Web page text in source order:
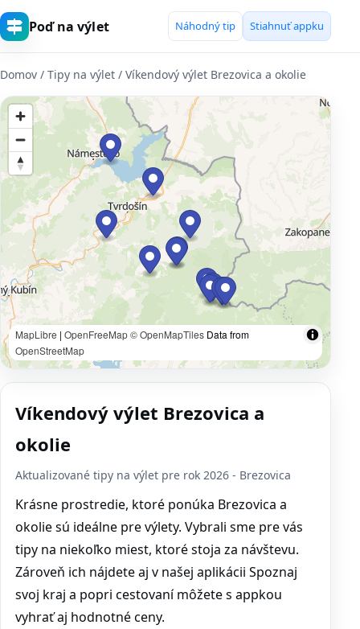
Poď na výlet Náhodný tip Stiahnuť appku
Domov / Tipy na výlet / Víkendový výlet Brezovica a okolie
MapLibre | OpenFreeMap© OpenMapTiles Data from
OpenStreetMap
Víkendový výlet Brezovica a
okolie
Aktualizované tipy na výlet pre rok 2026 - Brezovica
Krásne prostredie, ktoré ponúka Brezovica a
okolie sú ideálne pre výlety. Vybrali sme pre vás
tipy na niekoľko miest, ktoré stoja za návštevu.
Zároveň ich nájdete aj v našej aplikácii Spoznaj
svoj kraj a popri cestovaní môžete s appkou
vyhrať aj hodnotné ceny.